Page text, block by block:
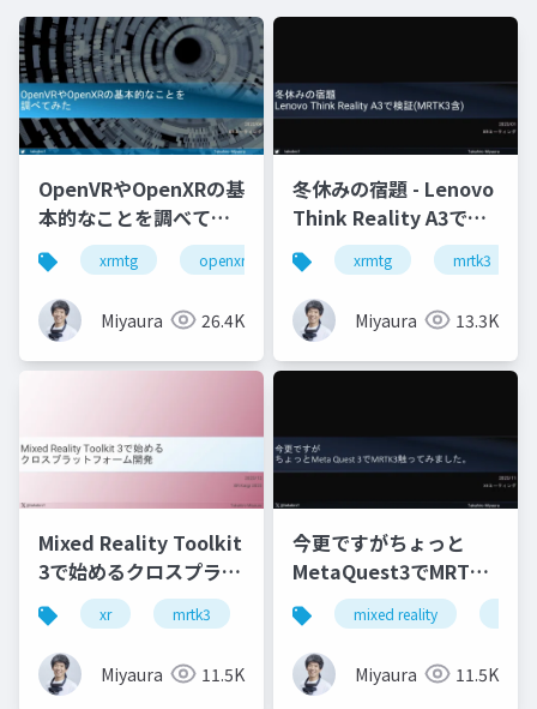
OpenVRやOpenXRの基
本的なことを調べてみ
た
xrmtg openxr openvr hololens
Miyaura 26.4K
冬休みの宿題 - Lenovo
Think Reality A3で検
証(MRTK3含)
xrmtg mrtk3
Miyaura 13.3K
Mixed Reality Toolkit
3で始めるクロスプラッ
トフォーム開発
xr mrtk3 metaquest3 snapdragonspaces
Miyaura 11.5K
今更ですがちょっと
MetaQuest3でMRTK3
触ってみました
mixed reality
Miyaura 11.5K